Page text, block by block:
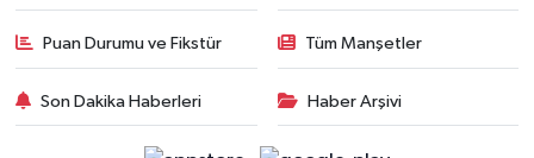
Puan Durumu ve Fikstür Tüm Manşetler
Son Dakika Haberleri Haber Arşivi